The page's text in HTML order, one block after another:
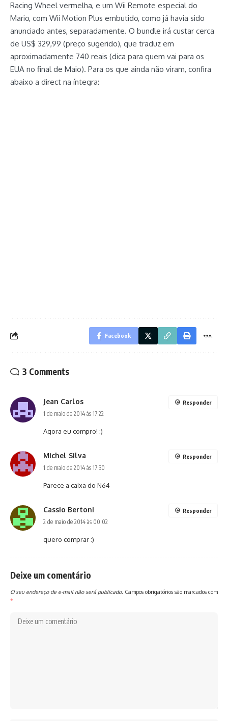
Racing Wheel vermelha, e um Wii Remote especial do
Mario, com Wii Motion Plus embutido, como já havia sido
anunciado antes, separadamente. O bundle irá custar cerca
de US$ 329,99 (preço sugerido), que traduz em
aproximadamente 740 reais (dica para quem vai para os
EUA no final de Maio). Para os que ainda não viram, confira
abaixo a direct na íntegra:
Facebook
3 Comments
Jean Carlos
1 de maio de 2014 às 17:22
Agora eu compro! :)
Responder
Michel Silva
1 de maio de 2014 às 17:30
Parece a caixa do N64
Responder
Cassio Bertoni
2 de maio de 2014 às 00:02
quero comprar :)
Responder
Deixe um comentário
O seu endereço de e-mail não será publicado. Campos obrigatórios são marcados com
*